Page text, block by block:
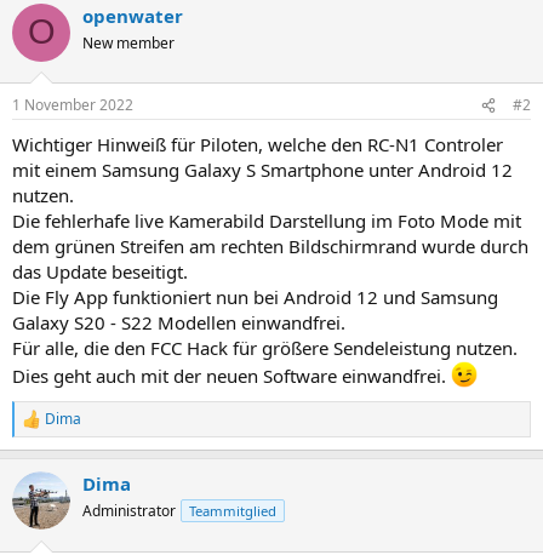
k
i
e
:
O openwater
New member
1 November 2022 #2
Wichtiger Hinweiß für Piloten, welche den RC-N1 Controler
mit einem Samsung Galaxy S Smartphone unter Android 12
nutzen.
Die fehlerhafe live Kamerabild Darstellung im Foto Mode mit
dem grünen Streifen am rechten Bildschirmrand wurde durch
das Update beseitigt.
Die Fly App funktioniert nun bei Android 12 und Samsung
Galaxy S20 - S22 Modellen einwandfrei.
Für alle, die den FCC Hack für größere Sendeleistung nutzen.
Dies geht auch mit der neuen Software einwandfrei.
R
e
k
t
i
Dima
Dima
Administrator Teammitglied